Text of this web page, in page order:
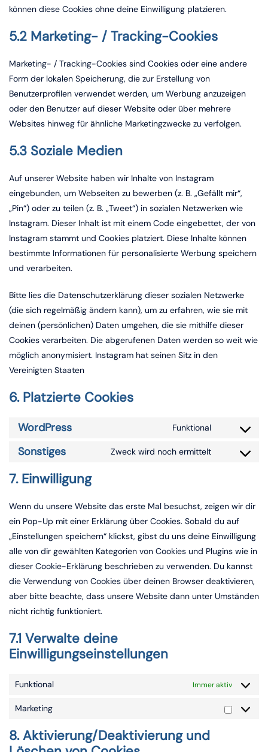
können diese Cookies ohne deine Einwilligung platzieren.
5.2 Marketing- / Tracking-Cookies
Marketing- / Tracking-Cookies sind Cookies oder eine andere
Form der lokalen Speicherung, die zur Erstellung von
Benutzerprofilen verwendet werden, um Werbung anzuzeigen
oder den Benutzer auf dieser Website oder über mehrere
Websites hinweg für ähnliche Marketingzwecke zu verfolgen.
5.3 Soziale Medien
Auf unserer Website haben wir Inhalte von Instagram
eingebunden, um Webseiten zu bewerben (z. B. „Gefällt mir“,
„Pin“) oder zu teilen (z. B. „Tweet“) in sozialen Netzwerken wie
Instagram. Dieser Inhalt ist mit einem Code eingebettet, der von
Instagram stammt und Cookies platziert. Diese Inhalte können
bestimmte Informationen für personalisierte Werbung speichern
und verarbeiten.
Bitte lies die Datenschutzerklärung dieser sozialen Netzwerke
(die sich regelmäßig ändern kann), um zu erfahren, wie sie mit
deinen (persönlichen) Daten umgehen, die sie mithilfe dieser
Cookies verarbeiten. Die abgerufenen Daten werden so weit wie
möglich anonymisiert. Instagram hat seinen Sitz in den
Vereinigten Staaten
6. Platzierte Cookies
WordPress Funktional
Consent
Sonstiges Zweck wird noch ermittelt
Consent
sonstiges
7. Einwilligung
Wenn du unsere Website das erste Mal besuchst, zeigen wir dir
ein Pop-Up mit einer Erklärung über Cookies. Sobald du auf
„Einstellungen speichern“ klickst, gibst du uns deine Einwilligung
alle von dir gewählten Kategorien von Cookies und Plugins wie in
dieser Cookie-Erklärung beschrieben zu verwenden. Du kannst
die Verwendung von Cookies über deinen Browser deaktivieren,
aber bitte beachte, dass unsere Website dann unter Umständen
nicht richtig funktioniert.
7.1 Verwalte deine
Einwilligungseinstellungen
Funktional Immer aktiv
Marketing
8. Aktivierung/Deaktivierung und